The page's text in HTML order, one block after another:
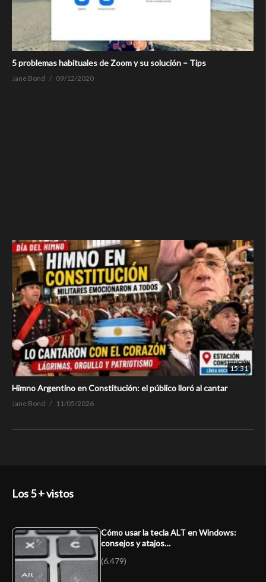
5 problemas habituales de Zoom y su solución – Tips
Jane Bond 09/12/2020
15:31
Himno Argentino en Constitución: el público lloró al cantar
Jane Bond 11/05/2026
Los 5 + vistos
Cómo usar la tecla ALT en Windows:
consejos y atajos…
(6.479)